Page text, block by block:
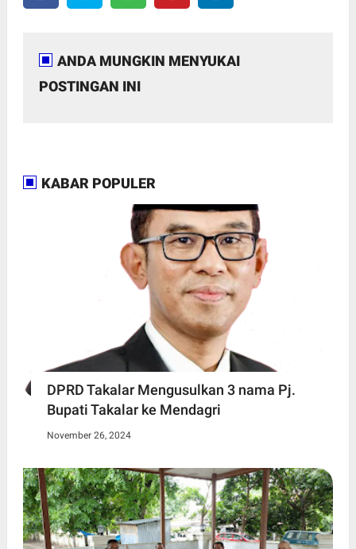
ANDA MUNGKIN MENYUKAI
POSTINGAN INI
KABAR POPULER
DPRD Takalar Mengusulkan 3 nama Pj.
Bupati Takalar ke Mendagri
November 26, 2024